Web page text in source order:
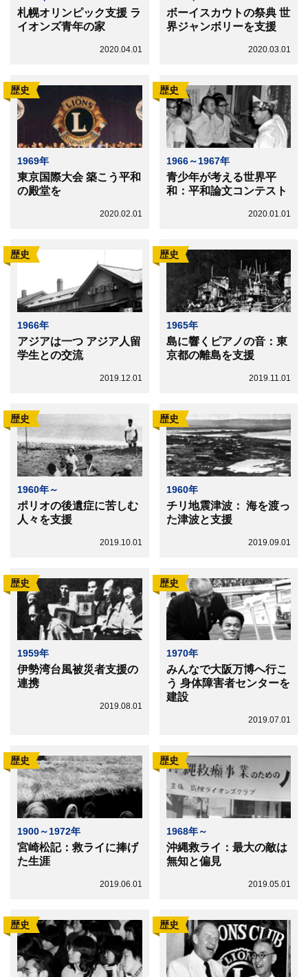
札幌オリンピック支援 ラ
イオンズ青年の家
2020.04.01
ボーイスカウトの祭典 世
界ジャンボリーを支援
2020.03.01
歴史
1969年
東京国際大会 築こう平和
の殿堂を
2020.02.01
歴史
1966～1967年
青少年が考える世界平
和：平和論文コンテスト
2020.01.01
歴史
1966年
アジアは一つ アジア人留
学生との交流
2019.12.01
歴史
1965年
島に響くピアノの音：東
京都の離島を支援
2019.11.01
歴史
1960年～
ポリオの後遺症に苦しむ
人々を支援
2019.10.01
歴史
1960年
チリ地震津波： 海を渡っ
た津波と支援
2019.09.01
歴史
1959年
伊勢湾台風被災者支援の
連携
2019.08.01
歴史
1970年
みんなで大阪万博へ行こ
う 身体障害者センターを
建設
2019.07.01
歴史
1900～1972年
宮崎松記：救ライに捧げ
た生涯
2019.06.01
歴史
1968年～
沖縄救ライ：最大の敵は
無知と偏見
2019.05.01
歴史 歴史